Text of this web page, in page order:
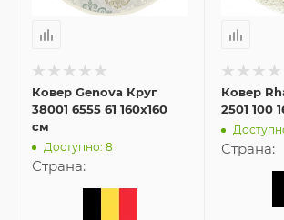
Ковер Genova Круг
38001 6555 61 160x160
см
Доступно: 8
Страна:
Ковер
2501 100
Страна: